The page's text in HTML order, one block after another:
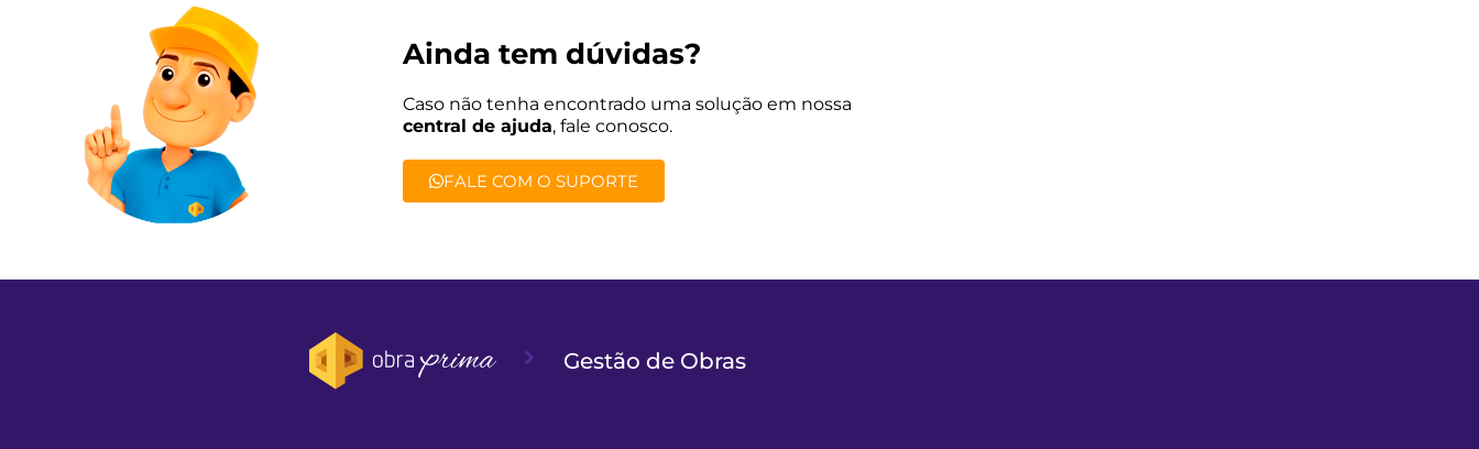
Ainda tem dúvidas?
Caso não tenha encontrado uma solução em nossa
central de ajuda, fale conosco.
FALE COM O SUPORTE
Gestão de Obras